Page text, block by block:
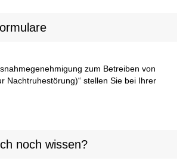
zum Betreiben von
Nachtruhestörung)“ stellen Sie bei Ihrer
noch wissen?